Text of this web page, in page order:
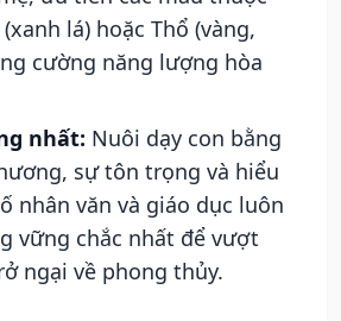
lá) hoặc Thổ (vàng,
cường năng lượng hòa
nhất: Nuôi dạy con bằng
sự tôn trọng và hiểu
nhân văn và giáo dục luôn
vững chắc nhất để vượt
ngại về phong thủy.